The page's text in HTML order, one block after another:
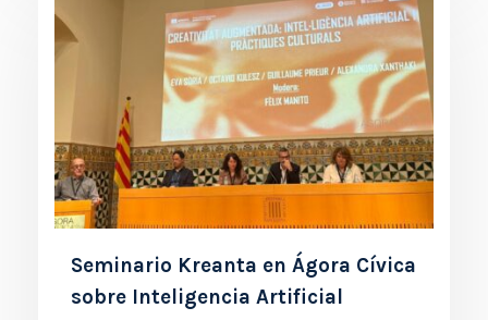
Seminario Kreanta en Ágora Cívica
sobre Inteligencia Artificial